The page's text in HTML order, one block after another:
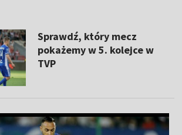
Sprawdź, który mecz
pokażemy w 5. kolejce w
TVP